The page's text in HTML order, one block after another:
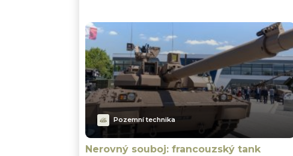
Pozemní technika
Nerovný souboj: francouzský tank